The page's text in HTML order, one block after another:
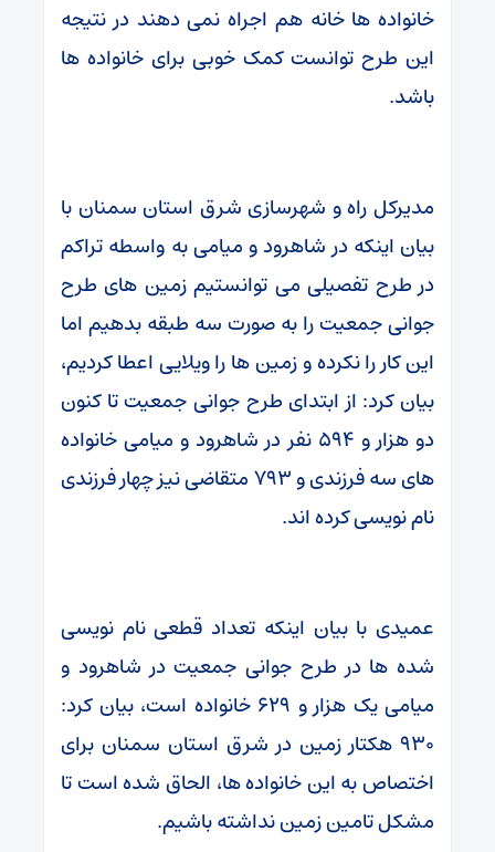
خانواده ها خانه هم اجراه نمی دهند در نتیجه
این طرح توانست کمک خوبی برای خانواده ها
باشد.
مدیرکل راه و شهرسازی شرق استان سمنان با
بیان اینکه در شاهرود و میامی به واسطه تراکم
در طرح تفصیلی می توانستیم زمین های طرح
جوانی جمعیت را به صورت سه طبقه بدهیم اما
این کار را نکرده و زمین ها را ویلایی اعطا کردیم،
بیان کرد: از ابتدای طرح جوانی جمعیت تا کنون
دو هزار و ۵۹۴ نفر در شاهرود و میامی خانواده
های سه فرزندی و ۷۹۳ متقاضی نیز چهار فرزندی
نام نویسی کرده اند.
عمیدی با بیان اینکه تعداد قطعی نام نویسی
شده ها در طرح جوانی جمعیت در شاهرود و
میامی یک هزار و ۶۲۹ خانواده است، بیان کرد:
۹۳۰ هکتار زمین در شرق استان سمنان برای
اختصاص به این خانواده ها، الحاق شده است تا
مشکل تامین زمین نداشته باشیم.